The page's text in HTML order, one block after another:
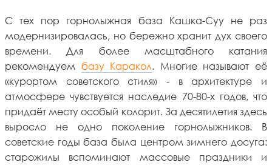
С тех пор горнолыжная база Кашка-Суу не раз
модернизировалась, но бережно хранит дух своего
времени. Для более масштабного катания
рекомендуем базу Каракол. Многие называют её
«курортом советского стиля» - в архитектуре и
атмосфере чувствуется наследие 70-80-х годов, что
придаёт месту особый колорит. За десятилетия здесь
выросло не одно поколение горнолыжников. В
советские годы база была центром зимнего досуга:
старожилы вспоминают массовые праздники и